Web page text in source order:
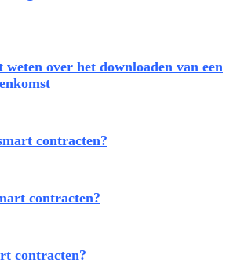
weten over het downloaden van een
contracten?
contracten?
contracten?